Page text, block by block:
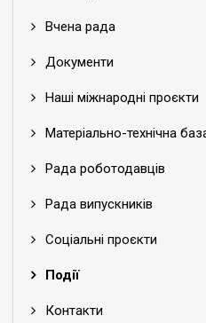
Вчена рада
Документи
Наші міжнародні проєкти
Матеріально-технічна
Рада роботодавців
Рада випускників
Соціальні проєкти
Події
Контакти